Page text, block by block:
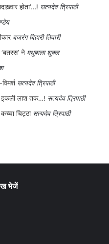
होता’…! सत्यदेव त्रिपाठी
बजरंग बिहारी तिवारी
‘बतरस’ ने मधुबाला शुक्ल
सत्यदेव त्रिपाठी
से इकली लाश तक…! सत्यदेव त्रिपाठी
चिट्ठा सत्यदेव त्रिपाठी
भेजें